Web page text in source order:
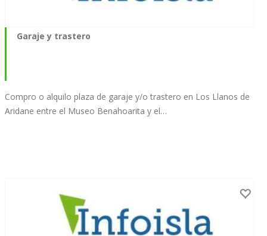
Garaje y trastero
Compro o alquilo plaza de garaje y/o trastero en Los Llanos de
Aridane entre el Museo Benahoarita y el…